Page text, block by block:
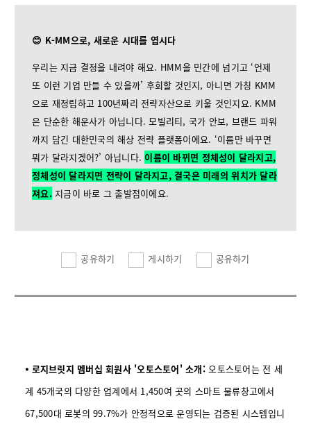
😊 K-MM으로, 새로운 시대를 엽시다
우리는 지금 결정을 내려야 해요. HMM을 민간에 넘기고 ‘언제
또 이런 기업 만들 수 있을까’ 후회할 것인지, 아니면 가칭 KMM
으로 재정립하고 100년짜리 전략자산으로 키울 것인지요. KMM
은 단순한 해운사가 아닙니다. 모빌리티, 국가 안보, 브랜드 파워
까지 담긴 대한민국의 해상 전략 플랫폼이에요. ‘이름만 바꾸면
뭐가 달라지겠어?’ 아닙니다.이름이 바뀌면 정체성이 달라지고,
정체성이 달라지면 전략이 달라지고, 결국은 미래의 위치가 달라
져요. 지금이 바로 그 출발점이에요.
공유하기 게시하기 공유하기
⦁ 로지브릿지 멤버십 회원사 '오토스토어' 소개:오토스토어는 전 세
계 45개국의 다양한 업계에서 1,450여 곳의 스마트 물류창고에서
67,500대 로봇의 99.7%가 안정적으로 운영되는 검증된 시스템입니